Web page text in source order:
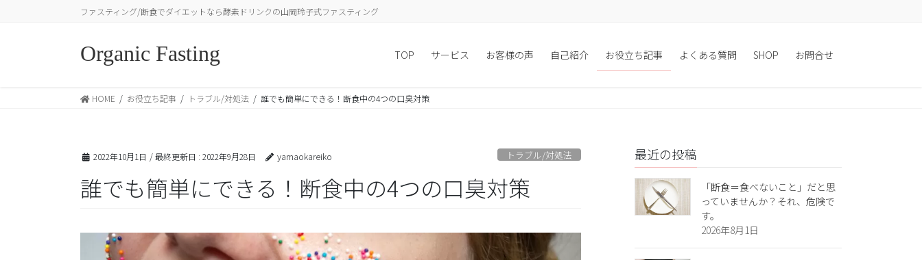
ファスティング/断食でダイエットなら酵素ドリンクの山岡玲子式ファスティング
Organic Fasting TOP サービス お客様の声 自己紹介 お役立ち記事 よくある質問 SHOP お問合せ
HOME お役立ち記事 トラブル/対処法 誰でも簡単にできる！断食中の4つの口臭対策
2022年10月1日 / 最終更新日 : 2022年9月28日 yamaokareiko トラブル/対処法
誰でも簡単にできる！断食中の4つの口臭対策
最近の投稿
「断食＝食べないこと」だと思
っていませんか？それ、危険で
す。
2026年8月1日